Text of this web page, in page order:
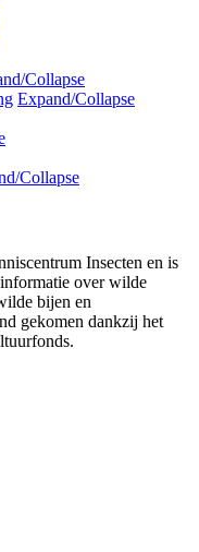
Collapse
Expand/Collapse
Collapse
Insecten en is
over wilde
bijen en
gekomen dankzij het